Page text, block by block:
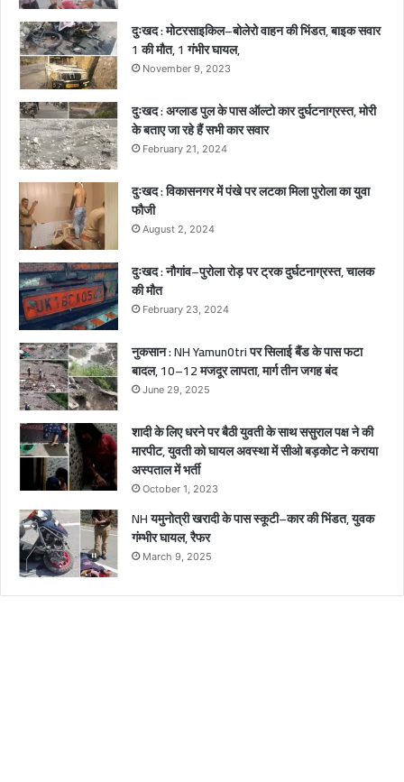
त्री
की
द
र्द
ना
क
मौ
त
,
2
ब
र
घा
य
ल
दुःखद : मोटरसाइकिल–बोलेरो वाहन की भिंडत, बाइक सवार
1 की मौत, 1 गंभीर घायल,
November 9, 2023
दुःखद : अग्लाड पुल के पास ऑल्टो कार दुर्घटनाग्रस्त, मोरी
के बताए जा रहे हैं सभी कार सवार
February 21, 2024
दुःखद : विकासनगर में पंखे पर लटका मिला पुरोला का युवा
फौजी
August 2, 2024
दुःखद : नौगांव–पुरोला रोड़ पर ट्रक दुर्घटनाग्रस्त, चालक
की मौत
February 23, 2024
नुकसान : NH Yamun0tri पर सिलाई बैंड के पास फटा
बादल, 10–12 मजदूर लापता, मार्ग तीन जगह बंद
June 29, 2025
शादी के लिए धरने पर बैठी युवती के साथ ससुराल पक्ष ने की
मारपीट, युवती को घायल अवस्था में सीओ बड़कोट ने कराया
अस्पताल में भर्ती
October 1, 2023
NH यमुनोत्री खरादी के पास स्कूटी–कार की भिंडत, युवक
गंम्भीर घायल, रैफर
March 9, 2025